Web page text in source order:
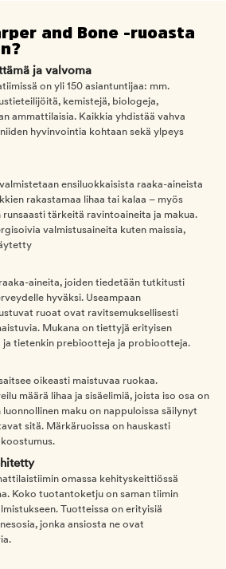
and Bone -ruoasta
ja valvoma
on yli 150 asiantuntijaa: mm.
kemistejä, biologeja,
ammattilaisia. Kaikkia yhdistää vahva
hyvinvointia kohtaan sekä ylpeys
ensiluokkaisista raaka-aineista
rakastamaa lihaa tai kalaa – myös
tärkeitä ravintoaineita ja makua.
valmistusaineita kuten maissia,
aineita, joiden tiedetään tutkitusti
hyväksi. Useampaan
ruoat ovat ravitsemuksellisesti
Mukana on tiettyjä erityisen
tietenkin prebiootteja ja probiootteja.
oikeasti maistuvaa ruokaa.
määrä lihaa ja sisäelimiä, joista iso osa on
maku on nappuloissa säilynyt
sitä. Märkäruoissa on hauskasti
omassa kehityskeittiössä
Koko tuotantoketju on saman tiimin
Tuotteissa on erityisiä
jonka ansiosta ne ovat